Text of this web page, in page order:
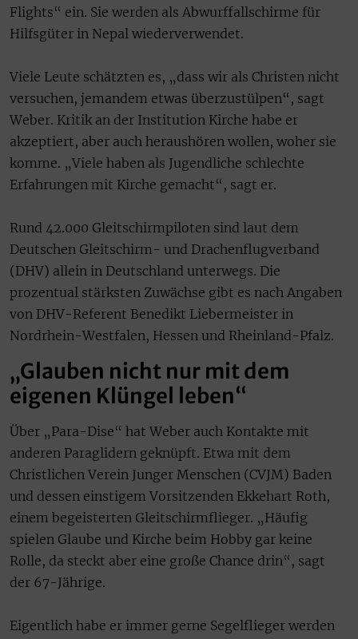
Flights“ ein. Sie werden als Abwurffallschirme für
Hilfsgüter in Nepal wiederverwendet.
Viele Leute schätzten es, „dass wir als Christen nicht
versuchen, jemandem etwas überzustülpen“, sagt
Weber. Kritik an der Institution Kirche habe er
akzeptiert, aber auch heraushören wollen, woher sie
komme. „Viele haben als Jugendliche schlechte
Erfahrungen mit Kirche gemacht“, sagt er.
Rund 42.000 Gleitschirmpiloten sind laut dem
Deutschen Gleitschirm- und Drachenflugverband
(DHV) allein in Deutschland unterwegs. Die
prozentual stärksten Zuwächse gibt es nach Angaben
von DHV-Referent Benedikt Liebermeister in
Nordrhein-Westfalen, Hessen und Rheinland-Pfalz.
„Glauben nicht nur mit dem
eigenen Klüngel leben“
Über „Para-Dise“ hat Weber auch Kontakte mit
anderen Paraglidern geknüpft. Etwa mit dem
Christlichen Verein Junger Menschen (CVJM) Baden
und dessen einstigem Vorsitzenden Ekkehart Roth,
einem begeisterten Gleitschirmflieger. „Häufig
spielen Glaube und Kirche beim Hobby gar keine
Rolle, da steckt aber eine große Chance drin“, sagt
der 67-Jährige.
Eigentlich habe er immer gerne Segelflieger werden